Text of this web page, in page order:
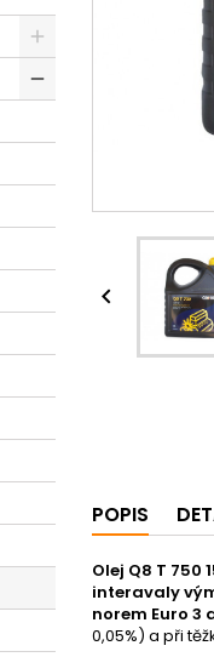

POPIS
Olej Q8 T
interavaly
norem Euro 3
0,05%) a při